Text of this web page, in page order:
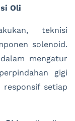
Oli
teknisi
solenoid.
mengatur
gigi
setiap